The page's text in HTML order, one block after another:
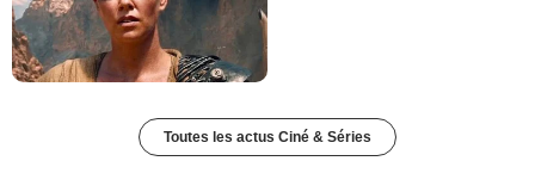
Toutes les actus Ciné & Séries